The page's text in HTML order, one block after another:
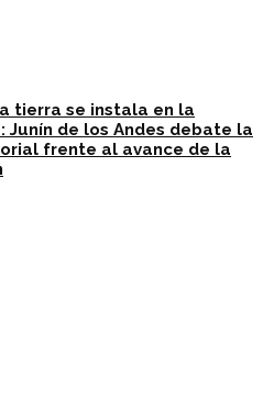
tierra se instala en la
Junín de los Andes debate la
frente al avance de la